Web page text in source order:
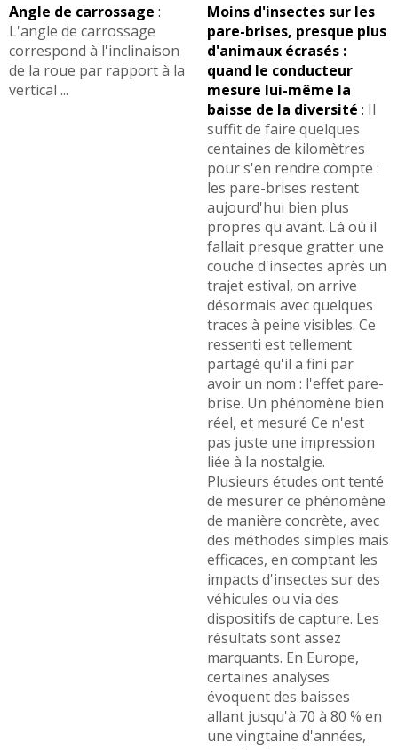
Angle de carrossage :
L'angle de carrossage
correspond à l'inclinaison
de la roue par rapport à la
vertical ...
Moins d'insectes sur les
pare-brises, presque plus
d'animaux écrasés :
quand le conducteur
mesure lui-même la
baisse de la diversité : Il
suffit de faire quelques
centaines de kilomètres
pour s'en rendre compte :
les pare-brises restent
aujourd'hui bien plus
propres qu'avant. Là où il
fallait presque gratter une
couche d'insectes après un
trajet estival, on arrive
désormais avec quelques
traces à peine visibles. Ce
ressenti est tellement
partagé qu'il a fini par
avoir un nom : l'effet pare-
brise. Un phénomène bien
réel, et mesuré Ce n'est
pas juste une impression
liée à la nostalgie.
Plusieurs études ont tenté
de mesurer ce phénomène
de manière concrète, avec
des méthodes simples mais
efficaces, en comptant les
impacts d'insectes sur des
véhicules ou via des
dispositifs de capture. Les
résultats sont assez
marquants. En Europe,
certaines analyses
évoquent des baisses
allant jusqu'à 70 à 80 % en
une vingtaine d'années,